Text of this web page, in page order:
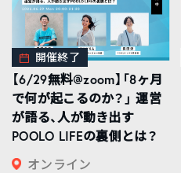
開催終了
【6/29無料@zoom】「8ヶ月
で何が起こるのか？」 運営
が語る、人が動き出す
POOLO LIFEの裏側とは？
オンライン